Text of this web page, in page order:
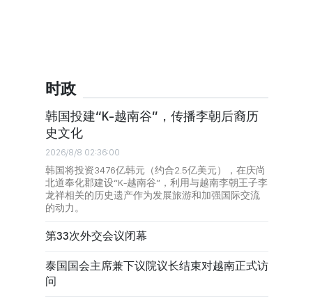
时政
韩国投建“K-越南谷”，传播李朝后裔历
史文化
2026/8/8 02:36:00
韩国将投资3476亿韩元（约合2.5亿美元），在庆尚
北道奉化郡建设“K-越南谷”，利用与越南李朝王子李
龙祥相关的历史遗产作为发展旅游和加强国际交流
的动力。
第33次外交会议闭幕
泰国国会主席兼下议院议长结束对越南正式访
问